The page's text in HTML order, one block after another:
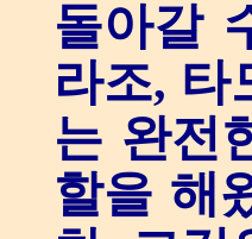
돌아갈
라조, 타
는 완전
할을 해